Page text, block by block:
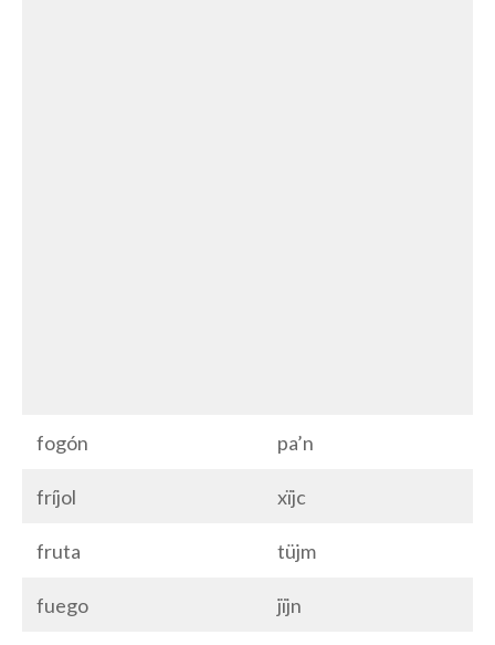
fogón pa’n
fríjol xïjc
fruta tüjm
fuego jïjn